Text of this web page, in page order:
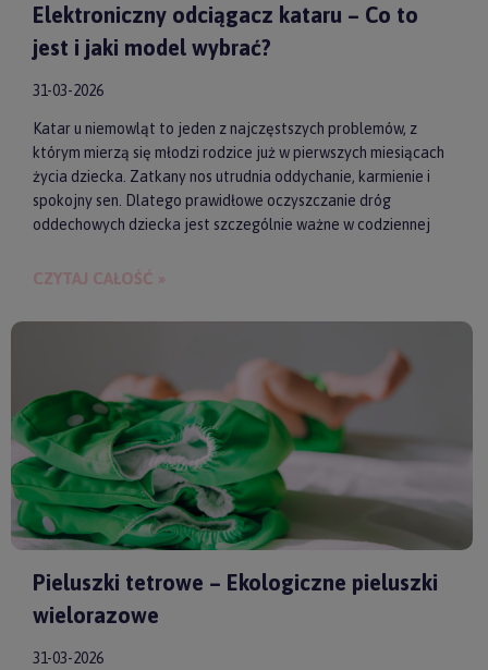
Elektroniczny odciągacz kataru – Co to
jest i jaki model wybrać?
31-03-2026
Katar u niemowląt to jeden z najczęstszych problemów, z
którym mierzą się młodzi rodzice już w pierwszych miesiącach
życia dziecka. Zatkany nos utrudnia oddychanie, karmienie i
spokojny sen. Dlatego prawidłowe oczyszczanie dróg
oddechowych dziecka jest szczególnie ważne w codziennej
skutecznych akcesoriów wspierających realizację tego
szybko i delikatnie usunąć zalegającą wydzielinę.
CZYTAJ CAŁOŚĆ »
Pieluszki tetrowe – Ekologiczne pieluszki
wielorazowe
31-03-2026